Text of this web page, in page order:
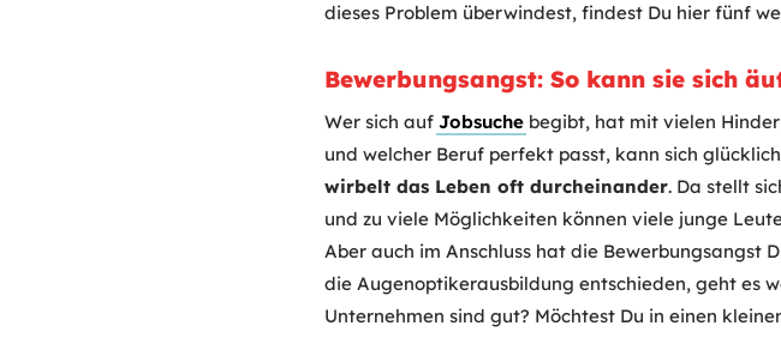
dieses Problem überwindest, findest Du hier fünf
Bewerbungsangst: So kann sie sich
Wer sich aufJobsuche begibt, hat mit vielen
und welcher Beruf perfekt passt, kann sich
wirbelt das Leben oft durcheinander. Da stellt
und zu viele Möglichkeiten können viele junge
Aber auch im Anschluss hat die Bewerbungsangst
die Augenoptikerausbildung entschieden, geht es
Unternehmen sind gut? Möchtest Du in einen